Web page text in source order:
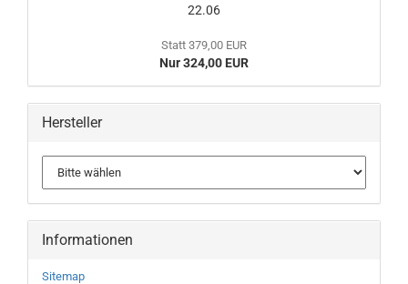
22.06
Statt 379,00 EUR
Nur 324,00 EUR
Hersteller
Informationen
Sitemap